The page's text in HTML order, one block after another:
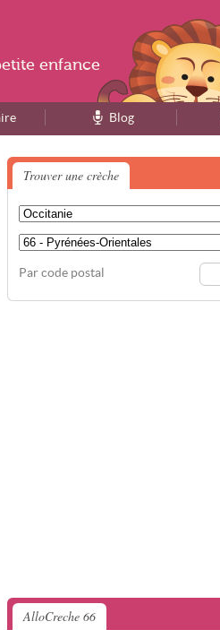
Blog
Trouver une crèche
Par code postal
AlloCreche 66
enfance